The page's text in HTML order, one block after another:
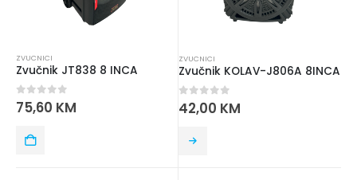
ZVUCNICI
Zvučnik JT838 8 INCA
0 out of 5
75,60 KM
ZVUCNICI
Zvučnik KOLAV-J806A 8INCA
0out of 5
42,00 KM